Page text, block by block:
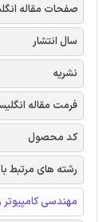
صفحات مقاله
سال انتشار
نشریه
فرمت مقاله
کد محصول
رشته های مرتبط
مهندسی